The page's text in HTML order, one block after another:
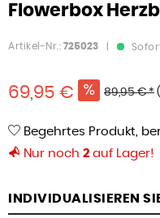
Flowerbox
Artikel-Nr.: 725023
69,95 € 89,95 € *
Begehrtes Produkt,
Nur noch 2 auf Lager!
INDIVIDUALISIEREN